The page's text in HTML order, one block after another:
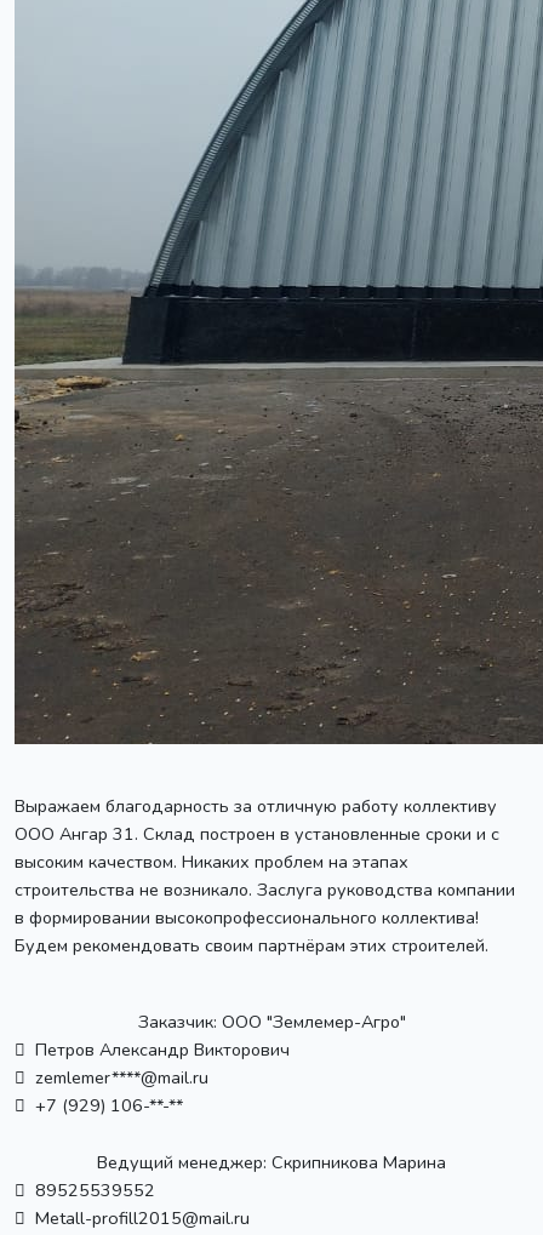
Выражаем благодарность за отличную работу коллективу
ООО Ангар 31. Склад построен в установленные сроки и с
высоким качеством. Никаких проблем на этапах
строительства не возникало. Заслуга руководства компании
в формировании высокопрофессионального коллектива!
Будем рекомендовать своим партнёрам этих строителей.
Заказчик: ООО "Землемер-Агро"
Петров Александр Викторович
zemlemer****@mail.ru
+7 (929) 106-**-**
Ведущий менеджер: Скрипникова Марина
89525539552
Metall-profill2015@mail.ru